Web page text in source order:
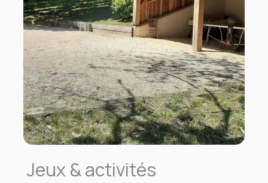
Jeux & activités